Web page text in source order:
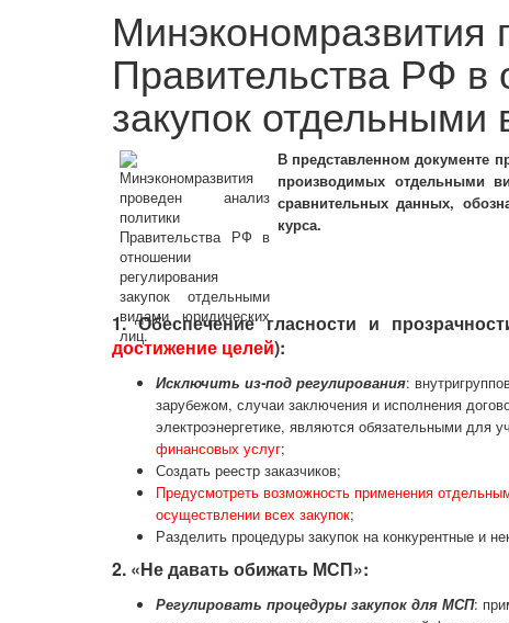
Минэкономразвития
Правительства РФ в
закупок
В представленном документе
производимых отдельными
сравнительных данных,
курса.
1. Обеспечение гласности и
достижение целей):
Исключить из-под регулирования:
зарубежом, случаи заключения и исполнения
электроэнергетике, являются обязательными для
финансовых услуг;
Создать реестр заказчиков;
Предусмотреть возможность применения
осуществлении всех закупок;
Разделить процедуры закупок на конкурентные и
2. «Не давать обижать МСП»:
Регулировать процедуры закупок для МСП: